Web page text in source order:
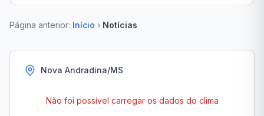
Página anterior: Início › Notícias
Nova Andradina/MS
Não foi possível carregar os dados do clima